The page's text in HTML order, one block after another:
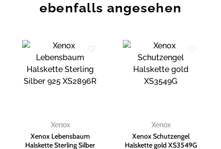
ebenfalls angesehen
Zur
Wunschliste
hinzufügen
Xenox
Xenox Lebensbaum
Halskette Sterling Silber
Zur
Wunschliste
hinzufügen
Xenox
Xenox Schutzengel
Halskette gold XS3549G